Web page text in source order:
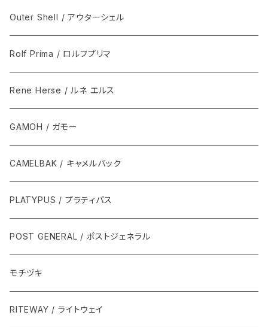
Outer Shell / アウターシェル
Rolf Prima / ロルフプリマ
Rene Herse / ルネ エルス
GAMOH / ガモー
CAMELBAK / キャメルバック
PLATYPUS / プラティパス
POST GENERAL / ポストジェネラル
モチヅキ
RITEWAY / ライトウェイ